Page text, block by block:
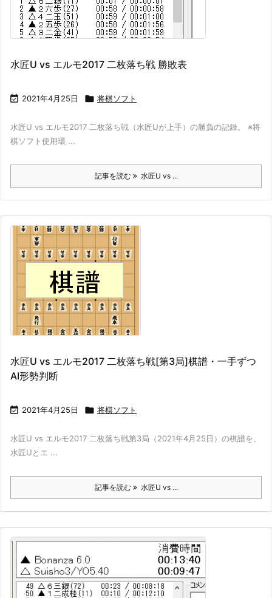
水匠U vs エルモ2017 二枚落ち戦 勝敗表
 2021年4月25日  将棋ソフト
水匠U vs エルモ2017 二枚落ち戦（水匠Uが上手）の勝負の記録。 ※将
棋ソフト使用環 ...
記事を読む 水匠U vs ...
水匠U vs エルモ2017 二枚落ち戦[第3局]棋譜・一手ずつ
AI形勢判断
 2021年4月25日  将棋ソフト
水匠U vs エルモ2017 二枚落ち戦第3局（2021年4月25日）の棋譜を、
水匠Uとエ ...
記事を読む 水匠U vs ...